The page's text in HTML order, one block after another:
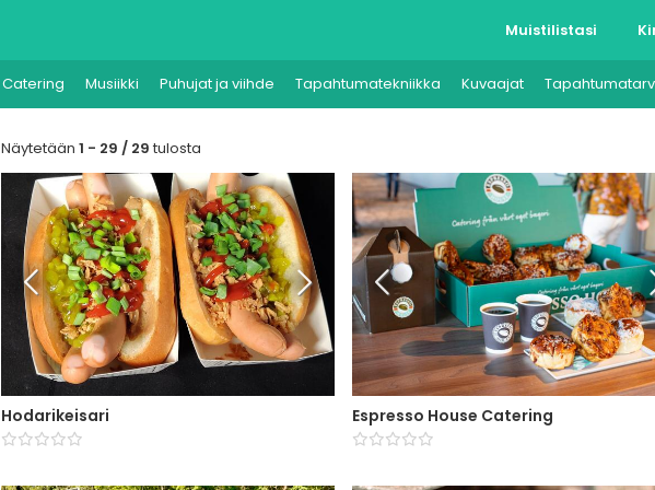
Muistilistasi
Catering Musiikki Puhujat ja viihde Tapahtumatekniikka Kuvaajat
Näytetään 1 - 29 / 29 tulosta
Hodarikeisari Espresso House Catering